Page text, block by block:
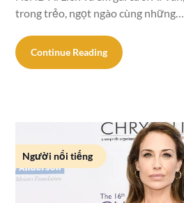
trong trẻo, ngọt ngào cùng những…
Continue Reading
Người nổi tiếng